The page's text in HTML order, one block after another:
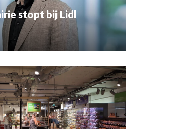
stopt bij Lidl